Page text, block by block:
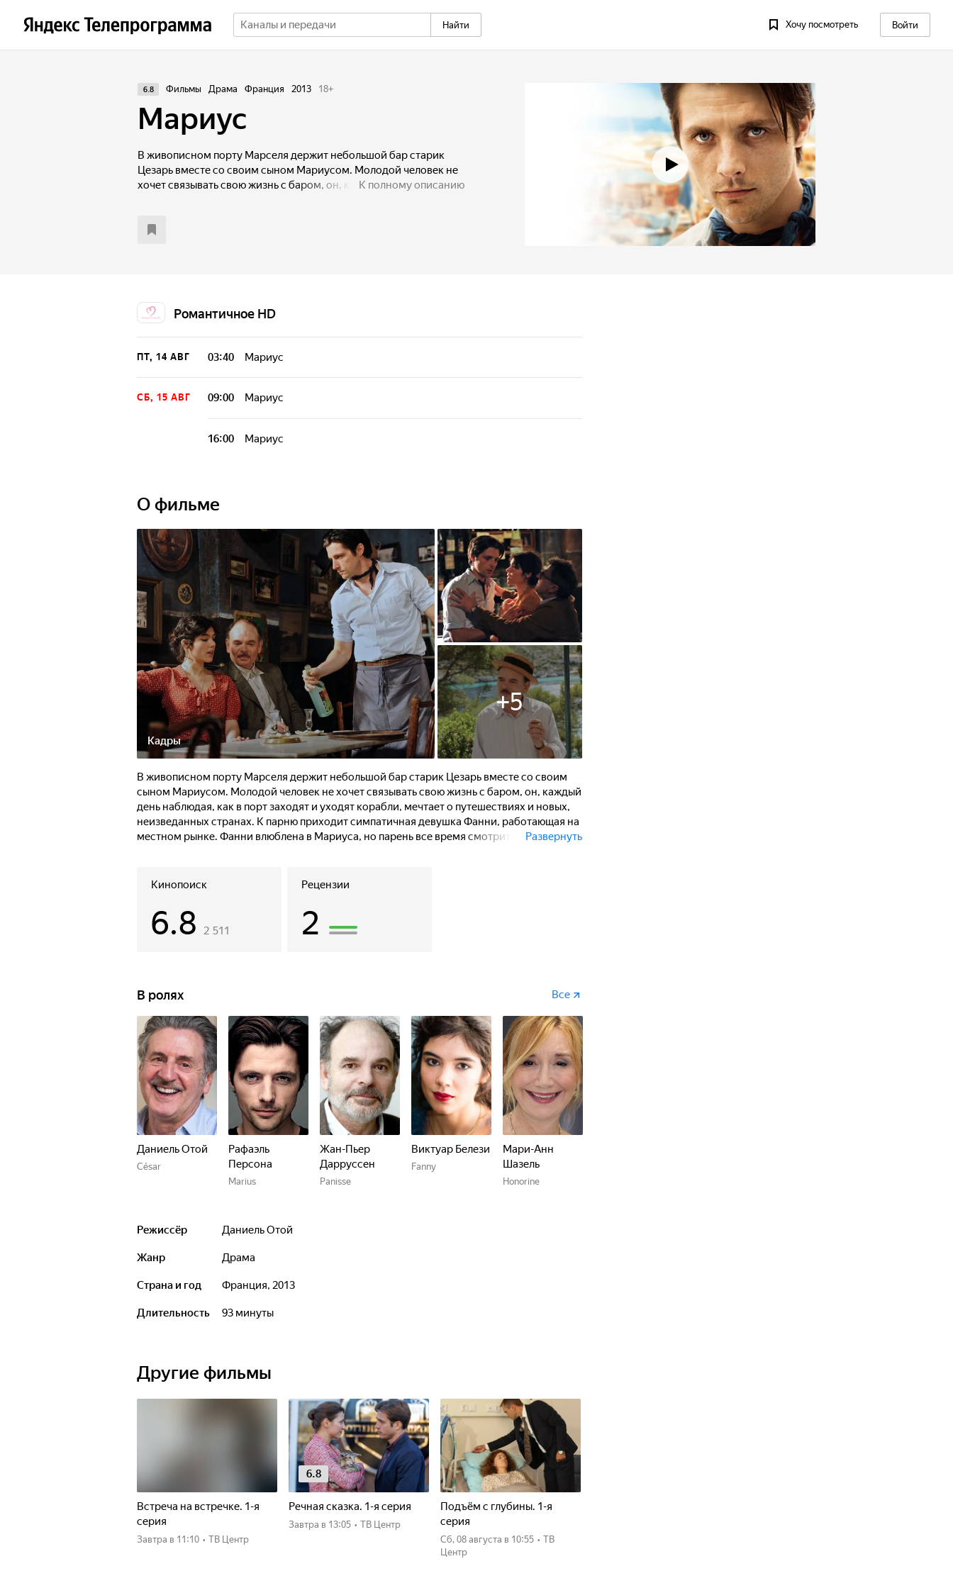
Найти Хочу посмотреть Войти
6.8 Фильмы Драма Франция 2013 18+
Мариус
В живописном порту Марселя держит небольшой бар старик
Цезарь вместе со своим сыном Мариусом. Молодой человек не
хочет связывать свою жизнь с баром, он, каждый день наблюдая,
девушка Фанни, работающая на местном рынке. Фанни
К полному описанию
Романтичное HD
ПТ, 14 АВГ 03:40 Мариус
СБ, 15 АВГ 09:00 Мариус
16:00 Мариус
О фильме
Кадры
+5
В живописном порту Марселя держит небольшой бар старик Цезарь вместе со своим
сыном Мариусом. Молодой человек не хочет связывать свою жизнь с баром, он, каждый
день наблюдая, как в порт заходят и уходят корабли, мечтает о путешествиях и новых,
неизведанных странах. К парню приходит симпатичная девушка Фанни, работающая на
местном рынке. Фанни влюблена в Мариуса, но парень все время смотрит в море.Развернуть
Кинопоиск
6.8 2 511
Рецензии
2
В ролях Все
Даниель Отой
César
Рафаэль
Персона
Marius
Жан-Пьер
Дарруссен
Panisse
Виктуар Белези
Fanny
Мари-Анн
Шазель
Honorine
Режиссёр Даниель Отой
Жанр драма
Страна и год Франция, 2013
Длительность 93 минуты
Другие фильмы
Встреча на встречке. 1-я
серия
Завтра в 11:10 • ТВ Центр
6.8
Речная сказка. 1-я серия
Завтра в 13:05 • ТВ Центр
Подъём с глубины. 1-я
серия
сб, 08 августа в 10:55 • ТВ
Центр